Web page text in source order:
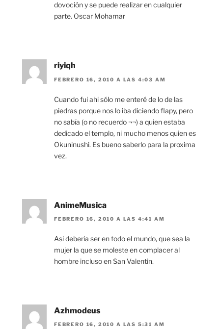
dovoción y se puede realizar en cualquier
parte. Oscar Mohamar
riyiqh
FEBRERO 16, 2010 A LAS 4:03 AM
Cuando fui ahi sólo me enteré de lo de las
piedras porque nos lo iba diciendo flapy, pero
no sabía (o no recuerdo ¬¬) a quien estaba
dedicado el templo, ni mucho menos quien es
Okuninushi. Es bueno saberlo para la proxima
vez.
AnimeMusica
FEBRERO 16, 2010 A LAS 4:41 AM
Asi deberia ser en todo el mundo, que sea la
mujer la que se moleste en complacer al
hombre incluso en San Valentin.
Azhmodeus
FEBRERO 16, 2010 A LAS 5:31 AM